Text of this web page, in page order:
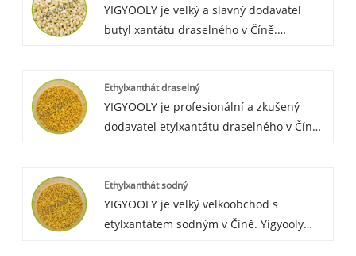
mnoha globálním zákazníkům po celém
světě.
YIGYOOLY je velký a slavný dodavatel
butyl xantátu draselného v Číně.
podporuje konkurenceschopnou cenu a
profesionální servis a provoz pro
zákazníka.
Ethylxanthát draselný
YIGYOOLY je profesionální a zkušený
dodavatel etylxantátu draselného v Číně.
Africe a Jižní Americe. Našim zákazníkům
vždy dodáváme kvalitní produkty a vysoce
efektivní služby.
Ethylxanthát sodný
YIGYOOLY je velký velkoobchod s
etylxantátem sodným v Číně. Yigyooly